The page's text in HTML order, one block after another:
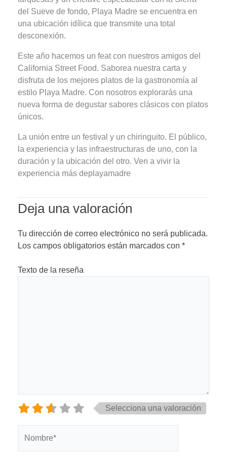
del Sueve de fondo, Playa Madre se encuentra en
una ubicación idílica que transmite una total
desconexión.
Este año hacemos un feat con nuestros amigos del
California Street Food. Saborea nuestra carta y
disfruta de los mejores platos de la gastronomía al
estilo Playa Madre. Con nosotros explorarás una
nueva forma de degustar sabores clásicos con platos
únicos.
La unión entre un festival y un chiringuito. El público,
la experiencia y las infraestructuras de uno, con la
duración y la ubicación del otro. Ven a vivir la
experiencia más deplayamadre
Deja una valoración
Tu dirección de correo electrónico no será publicada.
Los campos obligatorios están marcados con *
Texto de la reseña
Selecciona una valoración